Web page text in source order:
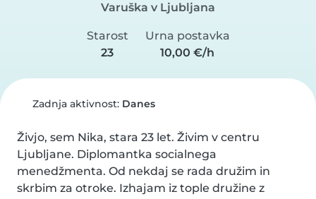
Varuška v Ljubljana
Starost
23
Urna postavka
10,00 €/h
Zadnja aktivnost: Danes
Živjo, sem Nika, stara 23 let. Živim v centru
Ljubljane. Diplomantka socialnega
menedžmenta. Od nekdaj se rada družim in
skrbim za otroke. Izhajam iz tople družine z